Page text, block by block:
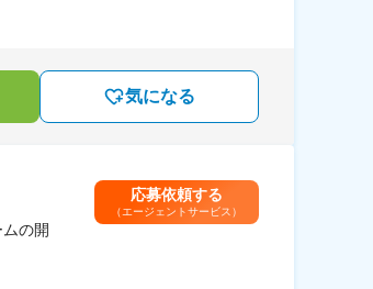
気になる
の開
応募依頼する
（エージェントサービス）